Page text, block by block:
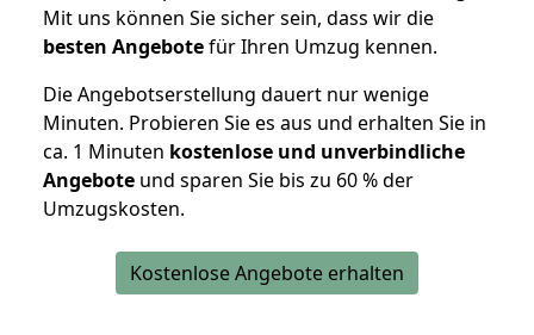
Mit uns können Sie sicher sein, dass wir die
besten Angebotefür Ihren Umzug kennen.
Die Angebotserstellung dauert nur wenige
Minuten. Probieren Sie es aus und erhalten Sie in
ca. 1 Minuten kostenlose und unverbindliche
Angebote und sparen Sie bis zu 60 % der
Umzugskosten.
Kostenlose Angebote erhalten